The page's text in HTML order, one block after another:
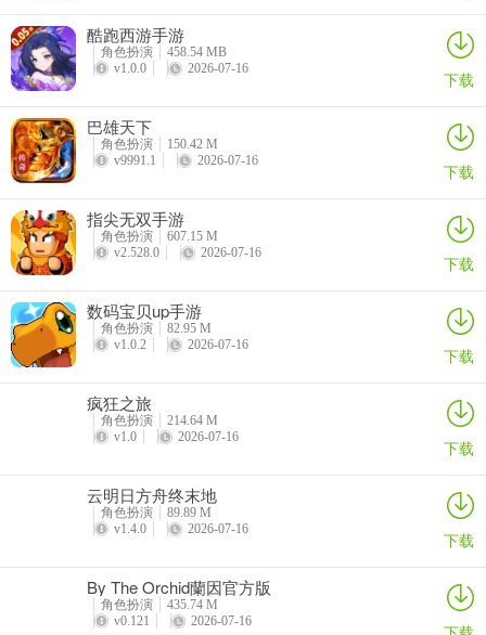
酷跑西游手游
角色扮演
458.54 MB
v1.0.0
2026-07-16 下载
巴雄天下
角色扮演
150.42 M
v9991.1
2026-07-16 下载
指尖无双手游
角色扮演
607.15 M
v2.528.0
2026-07-16 下载
数码宝贝up手游
角色扮演
82.95 M
v1.0.2
2026-07-16 下载
疯狂之旅
角色扮演
214.64 M
v1.0
2026-07-16 下载
云明日方舟终末地
角色扮演
89.89 M
v1.4.0
2026-07-16 下载
By The Orchid蘭因官方版
角色扮演
435.74 M
v0.121
2026-07-16